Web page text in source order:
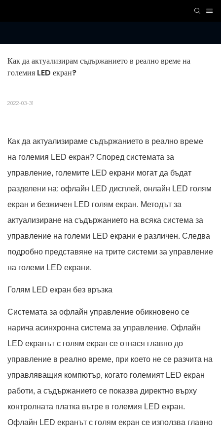
Как да актуализирам съдържанието в реално време на
големия LED екран?
2022-03-31
Как да актуализираме съдържанието в реално време
на големия LED екран? Според системата за
управление, големите LED екрани могат да бъдат
разделени на: офлайн LED дисплей, онлайн LED голям
екран и безжичен LED голям екран. Методът за
актуализиране на съдържанието на всяка система за
управление на големи LED екрани е различен. Следва
подробно представяне на трите системи за управление
на големи LED екрани.
Голям LED екран без връзка
Системата за офлайн управление обикновено се
нарича асинхронна система за управление. Офлайн
LED екранът с голям екран се отнася главно до
управление в реално време, при което не се разчита на
управляващия компютър, когато големият LED екран
работи, а съдържанието се показва директно върху
контролната платка вътре в големия LED екран.
Офлайн LED екранът с голям екран се използва главно